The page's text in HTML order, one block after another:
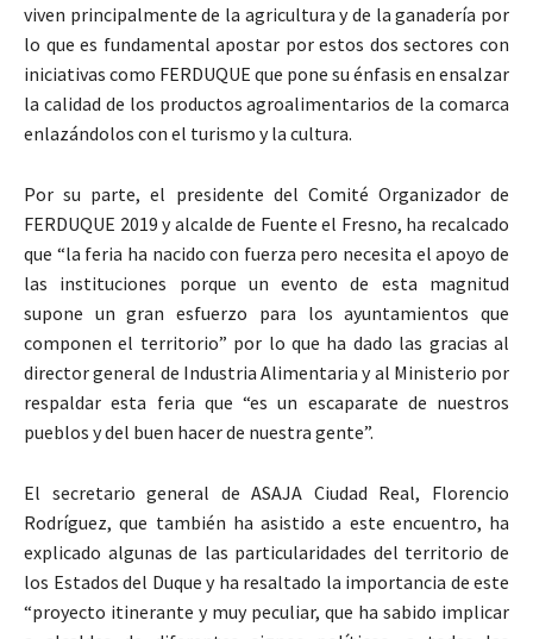
viven principalmente de la agricultura y de la ganadería por
lo que es fundamental apostar por estos dos sectores con
iniciativas como FERDUQUE que pone su énfasis en ensalzar
la calidad de los productos agroalimentarios de la comarca
enlazándolos con el turismo y la cultura.
Por su parte, el presidente del Comité Organizador de
FERDUQUE 2019 y alcalde de Fuente el Fresno, ha recalcado
que “la feria ha nacido con fuerza pero necesita el apoyo de
las instituciones porque un evento de esta magnitud
supone un gran esfuerzo para los ayuntamientos que
componen el territorio” por lo que ha dado las gracias al
director general de Industria Alimentaria y al Ministerio por
respaldar esta feria que “es un escaparate de nuestros
pueblos y del buen hacer de nuestra gente”.
El secretario general de ASAJA Ciudad Real, Florencio
Rodríguez, que también ha asistido a este encuentro, ha
explicado algunas de las particularidades del territorio de
los Estados del Duque y ha resaltado la importancia de este
“proyecto itinerante y muy peculiar, que ha sabido implicar